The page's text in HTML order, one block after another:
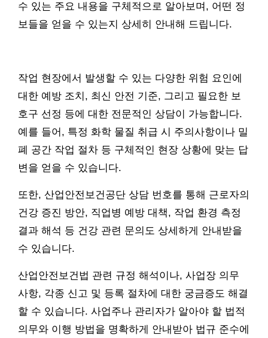
수 있는 주요 내용을 구체적으로 알아보며, 어떤 정
보들을 얻을 수 있는지 상세히 안내해 드립니다.
작업 현장에서 발생할 수 있는 다양한 위험 요인에
대한 예방 조치, 최신 안전 기준, 그리고 필요한 보
호구 선정 등에 대한 전문적인 상담이 가능합니다.
예를 들어, 특정 화학 물질 취급 시 주의사항이나 밀
폐 공간 작업 절차 등 구체적인 현장 상황에 맞는 답
변을 얻을 수 있습니다.
또한, 산업안전보건공단 상담 번호를 통해 근로자의
건강 증진 방안, 직업병 예방 대책, 작업 환경 측정
결과 해석 등 건강 관련 문의도 상세하게 안내받을
수 있습니다.
산업안전보건법 관련 규정 해석이나, 사업장 의무
사항, 각종 신고 및 등록 절차에 대한 궁금증도 해결
할 수 있습니다. 사업주나 관리자가 알아야 할 법적
의무와 이행 방법을 명확하게 안내받아 법규 준수에